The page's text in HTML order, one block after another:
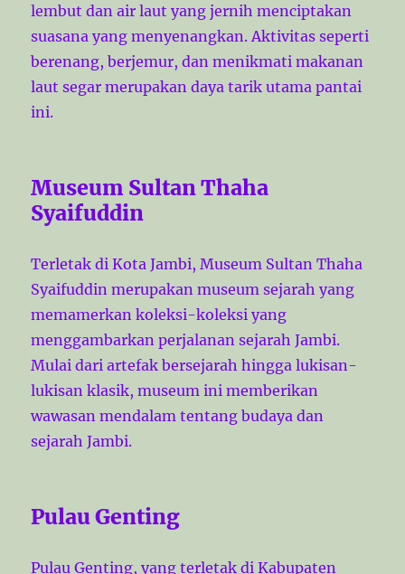
lembut dan air laut yang jernih menciptakan
suasana yang menyenangkan. Aktivitas seperti
berenang, berjemur, dan menikmati makanan
laut segar merupakan daya tarik utama pantai
ini.
Museum Sultan Thaha
Syaifuddin
Terletak di Kota Jambi, Museum Sultan Thaha
Syaifuddin merupakan museum sejarah yang
memamerkan koleksi-koleksi yang
menggambarkan perjalanan sejarah Jambi.
Mulai dari artefak bersejarah hingga lukisan-
lukisan klasik, museum ini memberikan
wawasan mendalam tentang budaya dan
sejarah Jambi.
Pulau Genting
Pulau Genting, yang terletak di Kabupaten